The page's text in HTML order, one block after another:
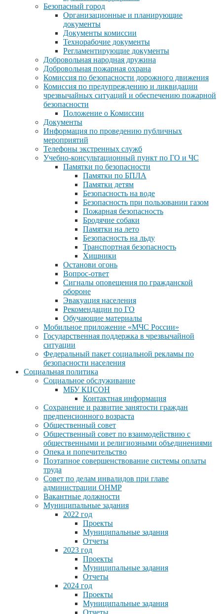
Безопасный город
Организационные и планирующие
документы
Документы комиссии
Технорабочие документы
Регламентирующие документы
Добровольная народная дружина
Добровольная пожарная охрана
Комиссия по безопасности дорожного движения
Комиссия по предупреждению и ликвидации
чрезвычайных ситуаций и обеспечению пожарной
безопасности
Положение о Комиссии
Документы
Информация по проведению публичных
мероприятий
Телефоны экстренных служб
Учебно-консультационный пункт по ГО и ЧС
Памятки по безопасности
Памятки по БПЛА
Памятки детям
Безопасность на воде
Безопасность при пользовании газом
Пожарная безопасность
Бродячие собаки
Памятки на лето
Безопасность на льду
Транспортная безопасность
Хищники
Останови огонь
Вопрос-ответ
Сигналы оповещения по гражданской
обороне
Эвакуация населения
Рекомендации по ГО
Обучающие материалы
Мобильное приложение «МЧС России»
Государственная поддержка в чрезвычайной
ситуации
Федеральный пакет социальной рекламы по
безопасности населения
Социальная политика
Социальное обслуживание
МБУ КЦСОН
Контактная информация
Сохранение и развитие занятости граждан
предпенсионного возраста
Общественный совет
Общественный совет по взаимодействию с
общественными и религиозными объединениями
Опека и попечительство
Поэтапное совершенствование системы оплаты
труда
Совет по делам инвалидов при главе
администрации ОНМР
Вакантные должности
Муниципальные задания
2022 год
Проекты
Муниципальные задания
Отчеты
2023 год
Проекты
Муниципальные задания
Отчеты
2024 год
Проекты
Муниципальные задания
Отчеты